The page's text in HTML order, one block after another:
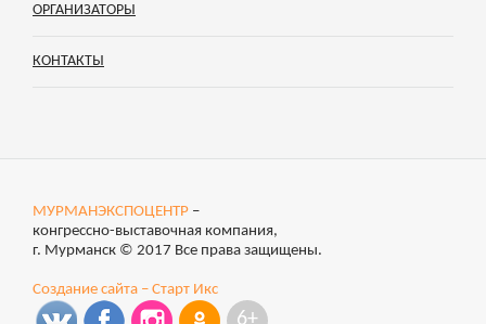
ОРГАНИЗАТОРЫ
КОНТАКТЫ
МУРМАНЭКСПОЦЕНТР –
конгрессно-выставочная компания,
г. Мурманск © 2017 Все права защищены.
Создание сайта – Старт Икс
6+